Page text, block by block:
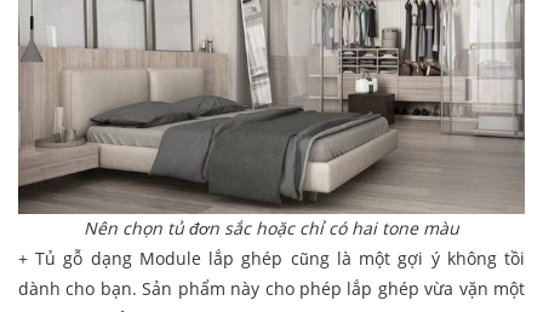
Nên chọn tủ đơn sắc hoặc chỉ có hai tone màu
+ Tủ gỗ dạng Module lắp ghép cũng là một gợi ý không tồi
dành cho bạn. Sản phẩm này cho phép lắp ghép vừa vặn một